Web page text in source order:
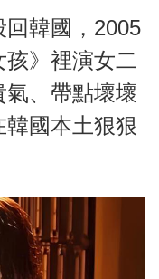
韓國，2005
》裡演女二
、帶點壞壞
國本土狠狠